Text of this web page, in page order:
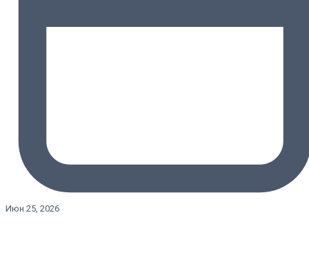
Июн 25, 2026